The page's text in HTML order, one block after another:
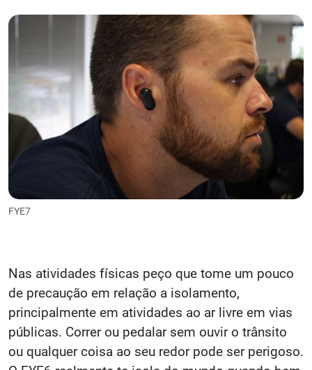
FYE7
Nas atividades físicas peço que tome um pouco
de precaução em relação a isolamento,
principalmente em atividades ao ar livre em vias
públicas. Correr ou pedalar sem ouvir o trânsito
ou qualquer coisa ao seu redor pode ser perigoso.